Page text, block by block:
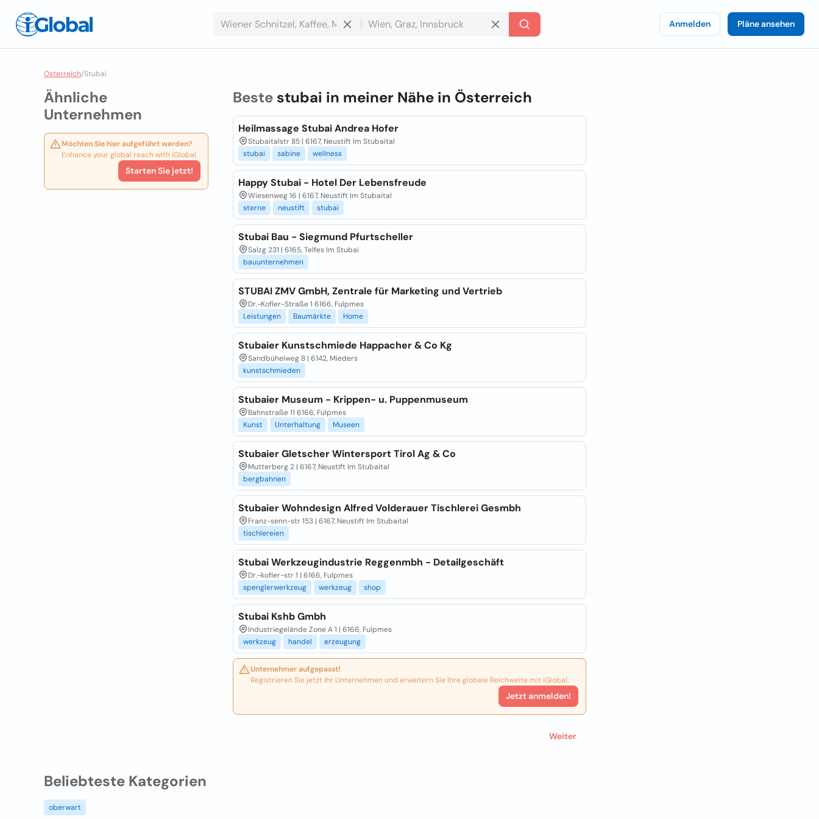
Anmelden Pläne ansehen
Osterreich/Stubai
Ähnliche
Unternehmen
Möchten Sie hier aufgeführt werden?
Enhance your global reach with iGlobal.
Starten Sie jetzt!
Beste stubai in meiner Nähe in Österreich
Heilmassage Stubai Andrea Hofer
Stubaitalstr 85 | 6167, Neustift Im Stubaital
stubai
sabine wellness
Happy Stubai - Hotel Der Lebensfreude
Wiesenweg 16 | 6167, Neustift Im Stubaital
sterne
neustift stubai
Stubai Bau - Siegmund Pfurtscheller
Salzg 231 | 6165, Telfes Im Stubai
bauunternehmen
STUBAI ZMV GmbH, Zentrale für Marketing und Vertrieb
Dr.-Kofler-Straße 1 6166, Fulpmes
Leistungen
Baumärkte Home
Stubaier Kunstschmiede Happacher & Co Kg
Sandbühelweg 8 | 6142, Mieders
kunstschmieden
Stubaier Museum - Krippen- u. Puppenmuseum
Bahnstraße 11 6166, Fulpmes
Kunst
Unterhaltung Museen
Stubaier Gletscher Wintersport Tirol Ag & Co
Mutterberg 2 | 6167, Neustift Im Stubaital
bergbahnen
Stubaier Wohndesign Alfred Volderauer Tischlerei Gesmbh
Franz-senn-str 153 | 6167, Neustift Im Stubaital
tischlereien
Stubai Werkzeugindustrie Reggenmbh - Detailgeschäft
Dr.-kofler-str 1 | 6166, Fulpmes
spenglerwerkzeug
werkzeug shop
Stubai Kshb Gmbh
Industriegelände Zone A 1 | 6166, Fulpmes
werkzeug
handel erzeugung
Unternehmer aufgepasst!
Registrieren Sie jetzt Ihr Unternehmen und erweitern Sie Ihre globale Reichweite mit iGlobal.
Jetzt anmelden!
Weiter
Beliebteste Kategorien
oberwart